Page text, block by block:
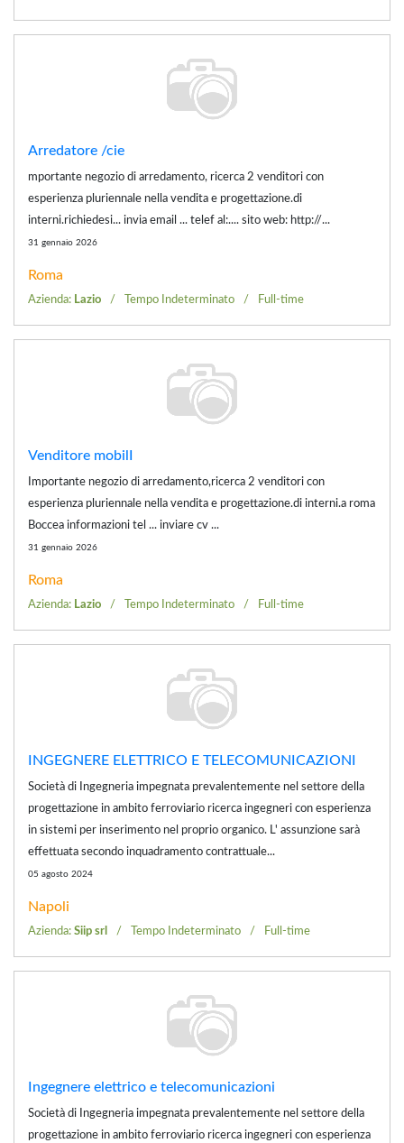
Arredatore /cie
mportante negozio di arredamento, ricerca 2 venditori con
esperienza pluriennale nella vendita e progettazione.di
interni.richiedesi... invia email ... telef al:.... sito web: http://...
31 gennaio 2026
Roma
Azienda: Lazio Tempo Indeterminato Full-time
Venditore mobilI
Importante negozio di arredamento,ricerca 2 venditori con
esperienza pluriennale nella vendita e progettazione.di interni.a roma
Boccea informazioni tel ... inviare cv ...
31 gennaio 2026
Roma
Azienda: Lazio Tempo Indeterminato Full-time
INGEGNERE ELETTRICO E TELECOMUNICAZIONI
Società di Ingegneria impegnata prevalentemente nel settore della
progettazione in ambito ferroviario ricerca ingegneri con esperienza
in sistemi per inserimento nel proprio organico. L' assunzione sarà
effettuata secondo inquadramento contrattuale...
05 agosto 2024
Napoli
Azienda: Siip srl Tempo Indeterminato Full-time
Ingegnere elettrico e telecomunicazioni
Società di Ingegneria impegnata prevalentemente nel settore della
progettazione in ambito ferroviario ricerca ingegneri con esperienza